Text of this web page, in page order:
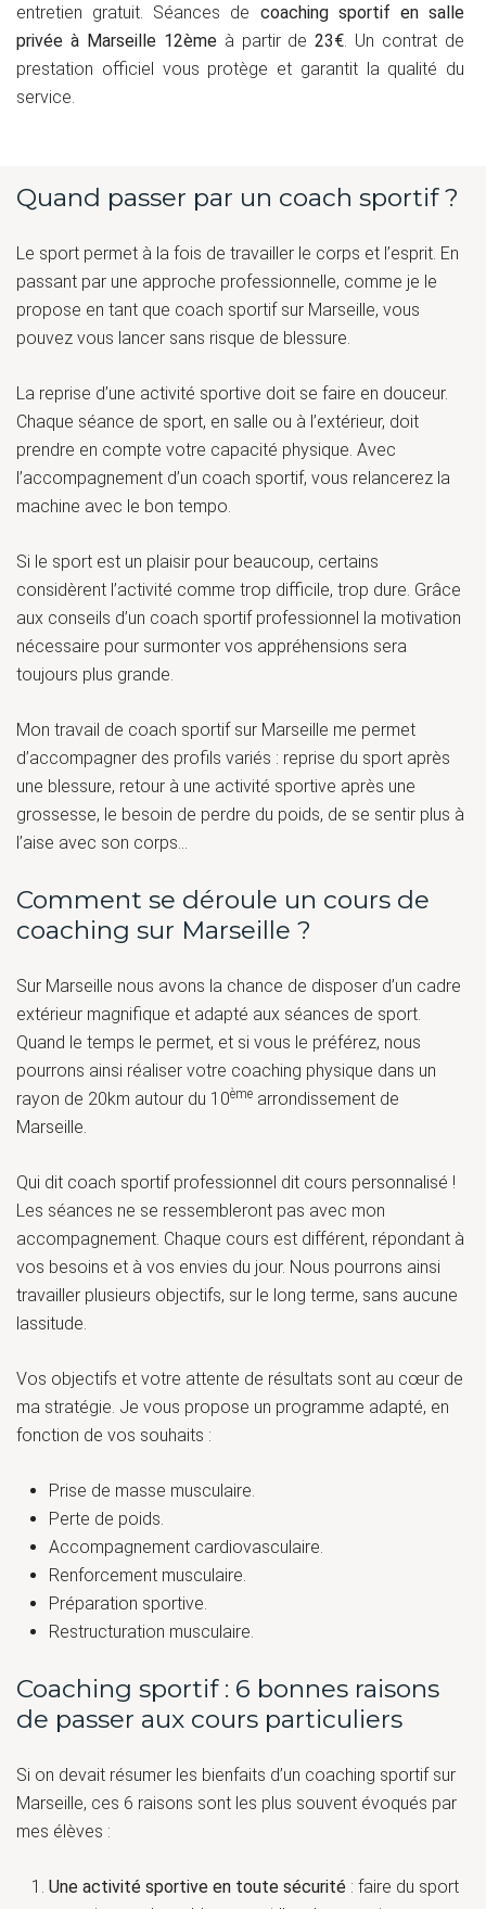
entretien gratuit. Séances de coaching sportif en salle
privée à Marseille 12èmeà partir de23€. Un contrat de
prestation officiel vous protège et garantit la qualité du
service.
Quand passer par un coach sportif ?
Le sport permet à la fois de travailler le corps et l’esprit. En
passant par une approche professionnelle, comme je le
propose en tant que coach sportif sur Marseille, vous
pouvez vous lancer sans risque de blessure.
La reprise d’une activité sportive doit se faire en douceur.
Chaque séance de sport, en salle ou à l’extérieur, doit
prendre en compte votre capacité physique. Avec
l’accompagnement d’un coach sportif, vous relancerez la
machine avec le bon tempo.
Si le sport est un plaisir pour beaucoup, certains
considèrent l’activité comme trop difficile, trop dure. Grâce
aux conseils d’un coach sportif professionnel la motivation
nécessaire pour surmonter vos appréhensions sera
toujours plus grande.
Mon travail de coach sportif sur Marseille me permet
d’accompagner des profils variés : reprise du sport après
une blessure, retour à une activité sportive après une
grossesse, le besoin de perdre du poids, de se sentir plus à
l’aise avec son corps…
Comment se déroule un cours de
coaching sur Marseille ?
Sur Marseille nous avons la chance de disposer d’un cadre
extérieur magnifique et adapté aux séances de sport.
Quand le temps le permet, et si vous le préférez, nous
pourrons ainsi réaliser votre coaching physique dans un
rayon de 20km autour du 10ème arrondissement de
Marseille.
Qui dit coach sportif professionnel dit cours personnalisé !
Les séances ne se ressembleront pas avec mon
accompagnement. Chaque cours est différent, répondant à
vos besoins et à vos envies du jour. Nous pourrons ainsi
travailler plusieurs objectifs, sur le long terme, sans aucune
lassitude.
Vos objectifs et votre attente de résultats sont au cœur de
ma stratégie. Je vous propose un programme adapté, en
fonction de vos souhaits :
Prise de masse musculaire.
Perte de poids.
Accompagnement cardiovasculaire.
Renforcement musculaire.
Préparation sportive.
Restructuration musculaire.
Coaching sportif : 6 bonnes raisons
de passer aux cours particuliers
Si on devait résumer les bienfaits d’un coaching sportif sur
Marseille, ces 6 raisons sont les plus souvent évoqués par
mes élèves :
Une activité sportive en toute sécurité : faire du sport